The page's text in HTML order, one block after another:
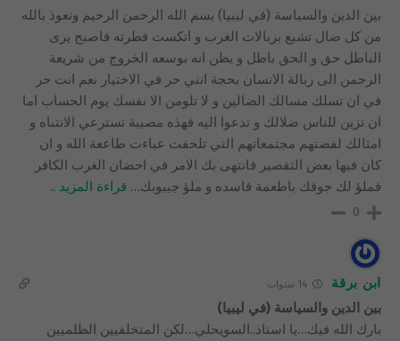
بين الدين والسياسة (في ليبيا) بسم الله الرحمن الرحيم ونعوذ بالله
من كل ضال تشبع بزبالات الغرب و اتكست فطرته فاصبح يرى
الباطل حق و الحق باطل و يظن انه بوسعه الخروج من شريعة
الرحمن الى زبالة الانسان بحجة انني حر في الاختيار نعم انت حر
في ان تسلك مسالك الضالين و لا تلومن الا نفسك يوم الحساب اما
ان تزين للناس ضلالك و تدعوا اليه فهذه مصيبة تسترعي الانتباه و
امثالك لفضتهم مجتمعاتهم التي تلحفت عباءت طاععة الله و ان
كان فيها بعض التقصير فانتهى بك الامر في احضان الغرب الكافر
فملؤ لك جوفك باطعمة فاسده و ملؤ جيبوبك… قراءة المزيد ..
0
ابن برقة 14 سنوات
بين الدين والسياسة (في ليبيا)
بارك الله فيك…يا استاذ..السويحلي…لكن المتخلفيين الظلميين